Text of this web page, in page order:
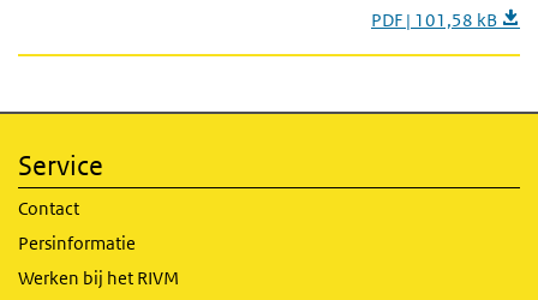
PDF | 101,58 kB
Service
Contact
Persinformatie
Werken bij het RIVM